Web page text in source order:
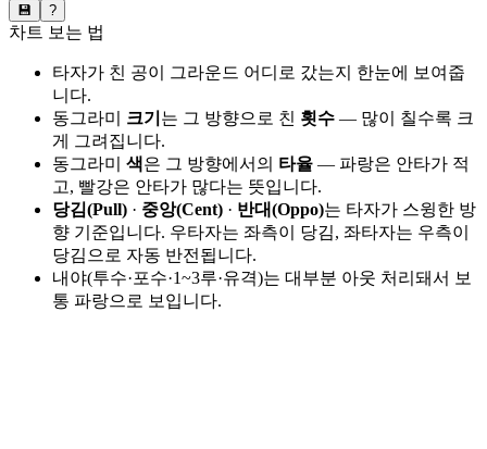
💾 ?
차트 보는 법
타자가 친 공이 그라운드 어디로 갔는지 한눈에 보여줍
니다.
동그라미 크기 는 그 방향으로 친 횟수 — 많이 칠수록 크
게 그려집니다.
동그라미 색은 그 방향에서의 타율 — 파랑은 안타가 적
고, 빨강은 안타가 많다는 뜻입니다.
당김(Pull) · 중앙(Cent) · 반대(Oppo)는 타자가 스윙한 방
향 기준입니다. 우타자는 좌측이 당김, 좌타자는 우측이
당김으로 자동 반전됩니다.
내야(투수·포수·1~3루·유격)는 대부분 아웃 처리돼서 보
통 파랑으로 보입니다.